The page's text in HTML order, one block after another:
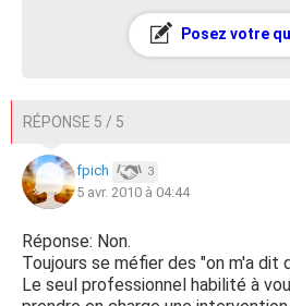
Posez votre
RÉPONSE 5 / 5
fpich 3
5 avr. 2010 à 04:44
Réponse: Non.
Toujours se méfier des "on m'a dit
Le seul professionnel habilité à